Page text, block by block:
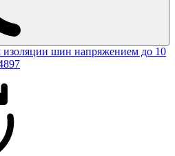
изоляции шин напряжением до 10